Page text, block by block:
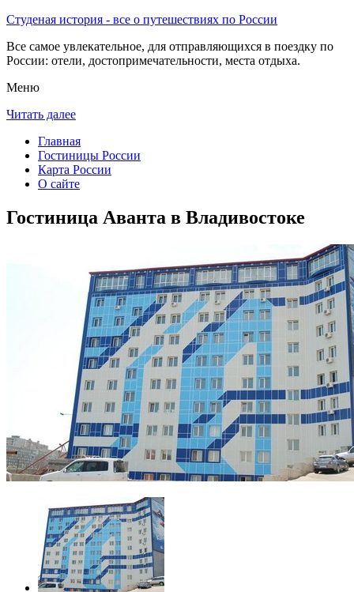
Студеная история - все о путешествиях по России
Все самое увлекательное, для отправляющихся в поездку по
России: отели, достопримечательности, места отдыха.
Меню
Читать далее
Главная
Гостиницы России
Карта России
О сайте
Гостиница Аванта в Владивостоке